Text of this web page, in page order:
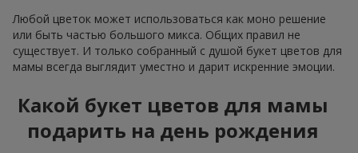
Любой цветок может использоваться как моно решение
или быть частью большого микса. Общих правил не
существует. И только собранный с душой букет цветов для
мамы всегда выглядит уместно и дарит искренние эмоции.
Какой букет цветов для мамы
подарить на день рождения